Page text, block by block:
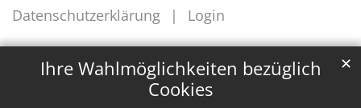
Ihre Wahlmöglichkeiten bezüglich
Cookies
✕
Datenschutzerklärung
Login